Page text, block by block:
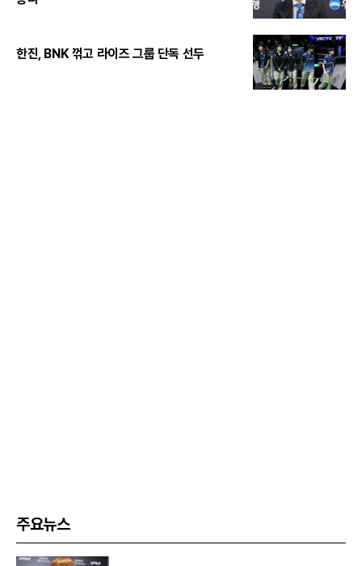
한진, BNK 꺾고 라이즈 그룹 단독 선두
주요뉴스